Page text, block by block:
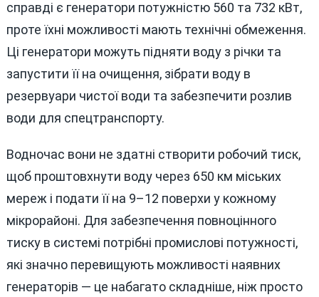
справді є генератори потужністю 560 та 732 кВт,
проте їхні можливості мають технічні обмеження.
Ці генератори можуть підняти воду з річки та
запустити її на очищення, зібрати воду в
резервуари чистої води та забезпечити розлив
води для спецтранспорту.
Водночас вони не здатні створити робочий тиск,
щоб проштовхнути воду через 650 км міських
мереж і подати її на 9–12 поверхи у кожному
мікрорайоні. Для забезпечення повноцінного
тиску в системі потрібні промислові потужності,
які значно перевищують можливості наявних
генераторів — це набагато складніше, ніж просто